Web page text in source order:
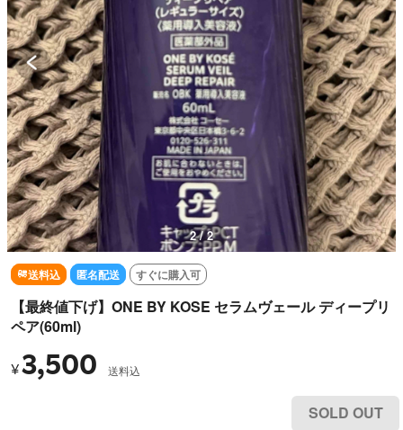
2 / 2
送料込 匿名配送 すぐに購入可
【最終値下げ】ONE BY KOSE セラムヴェール ディープリ
ペア(60ml)
¥3,500 送料込
SOLD OUT